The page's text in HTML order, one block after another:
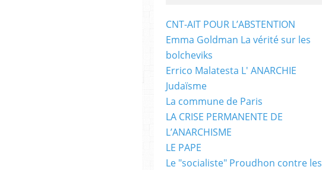
CNT-AIT POUR L’ABSTENTION
Emma Goldman La vérité sur les
bolcheviks
Errico Malatesta L' ANARCHIE
Judaïsme
La commune de Paris
LA CRISE PERMANENTE DE
L’ANARCHISME
LE PAPE
Le "socialiste" Proudhon contre les